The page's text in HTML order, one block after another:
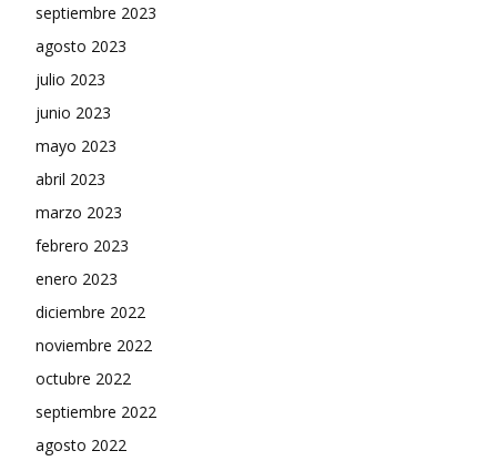
septiembre 2023
agosto 2023
julio 2023
junio 2023
mayo 2023
abril 2023
marzo 2023
febrero 2023
enero 2023
diciembre 2022
noviembre 2022
octubre 2022
septiembre 2022
agosto 2022